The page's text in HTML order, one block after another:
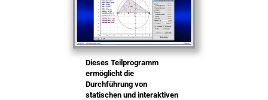
Dieses Teilprogramm
ermöglicht die
Durchführung von
statischen und interaktiven